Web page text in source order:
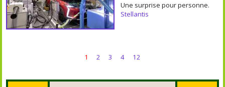
Une surprise pour personne.
Stellantis
1 2 3 4 12